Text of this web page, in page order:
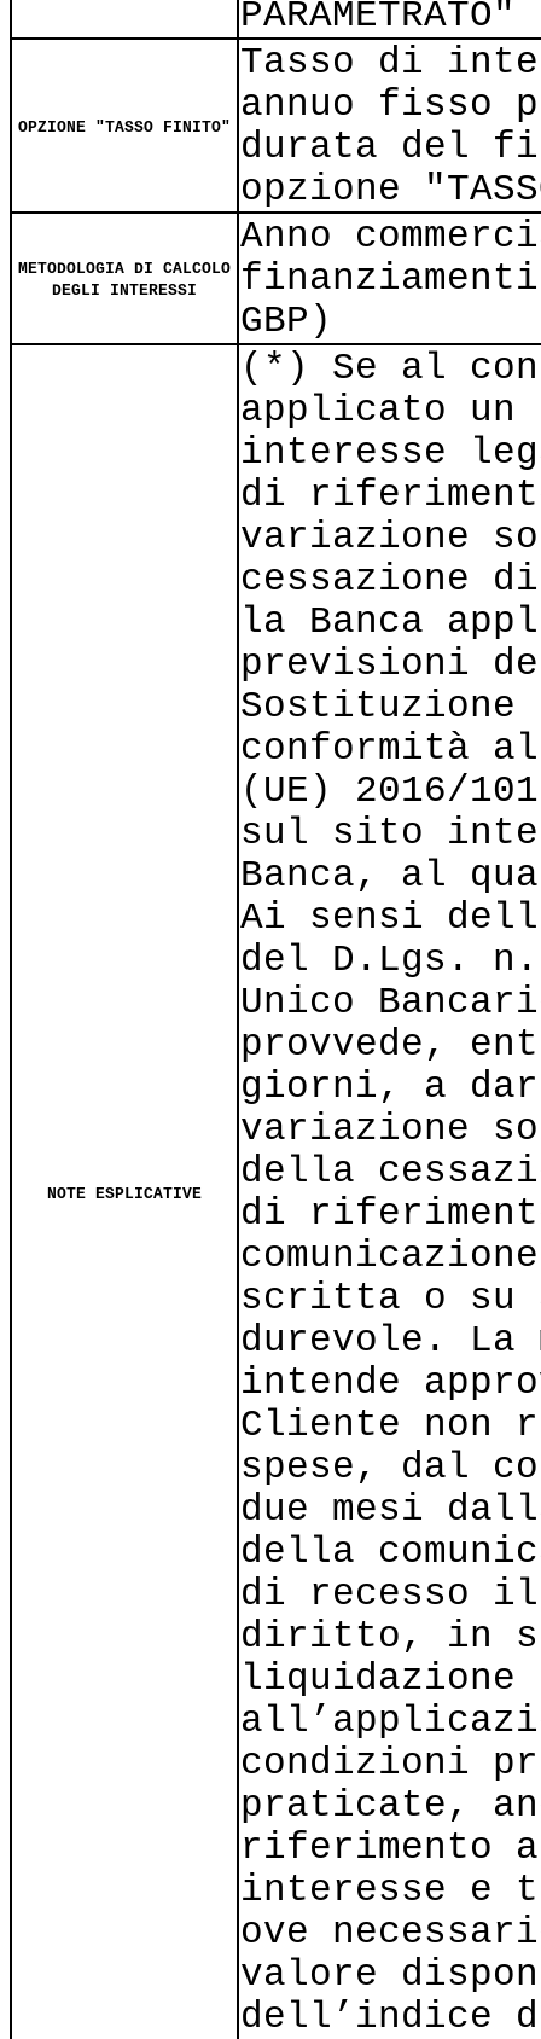
PARAMETRATO"
OPZIONE "TASSO FINITO"
Tasso di
annuo fisso
durata del
opzione
METODOLOGIA DI CALCOLO
DEGLI INTERESSI
Anno
GBP)
NOTE ESPLICATIVE
(*) Se al
applicato un
interesse
di
variazione
cessazione
la Banca
previsioni
conformità al
(UE) 2016/
sul sito
Banca, al
Ai sensi
del D.Lgs. n.
Unico
provvede,
giorni, a
variazione
della
di
scritta o su
durevole.
intende
Cliente non
spese, dal
due mesi
della
di recesso
diritto, in
liquidazione
condizioni
praticate,
riferimento
interesse e
ove
valore
dell’indice